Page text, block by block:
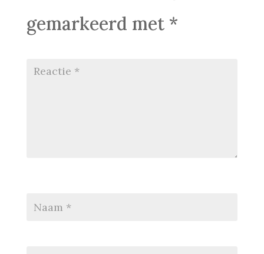
gemarkeerd met *